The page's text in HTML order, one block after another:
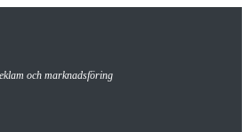
och marknadsföring